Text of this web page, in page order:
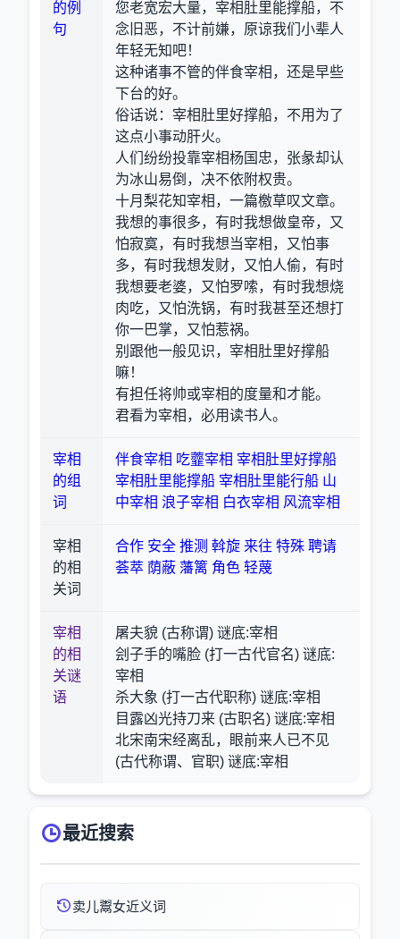
的例
句
您老宽宏大量，宰相肚里能撑船，不
念旧恶，不计前嫌，原谅我们小辈人
年轻无知吧！
这种诸事不管的伴食宰相，还是早些
下台的好。
俗话说：宰相肚里好撑船，不用为了
这点小事动肝火。
人们纷纷投靠宰相杨国忠，张彖却认
为冰山易倒，决不依附权贵。
十月梨花知宰相，一篇檄草叹文章。
我想的事很多，有时我想做皇帝，又
怕寂寞，有时我想当宰相，又怕事
多，有时我想发财，又怕人偷，有时
我想要老婆，又怕罗嗦，有时我想烧
肉吃，又怕洗锅，有时我甚至还想打
你一巴掌，又怕惹祸。
别跟他一般见识，宰相肚里好撑船
嘛！
有担任将帅或宰相的度量和才能。
君看为宰相，必用读书人。
宰相
的组
词
伴食宰相 吃虀宰相 宰相肚里好撑船
宰相肚里能撑船 宰相肚里能行船 山
中宰相 浪子宰相 白衣宰相 风流宰相
宰相
的相
关词
合作 安全 推测 斡旋 来往 特殊 聘请
荟萃 荫蔽 藩篱 角色 轻蔑
宰相
的相
关谜
语
屠夫貌 (古称谓) 谜底:宰相
刽子手的嘴脸 (打一古代官名) 谜底:
宰相
杀大象 (打一古代职称) 谜底:宰相
目露凶光持刀来 (古职名) 谜底:宰相
北宋南宋经离乱，眼前来人已不见
(古代称谓、官职) 谜底:宰相
最近搜索
卖儿鬻女近义词